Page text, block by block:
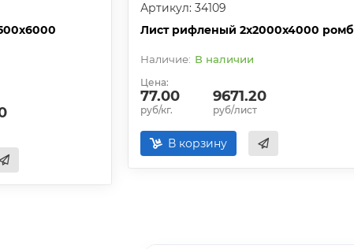
Артикул: 34109
Лист рифленый 2х2000х4000 ромб
В наличии
Цена:
77.00
руб/кг.
9671.20
руб/лист
В корзину